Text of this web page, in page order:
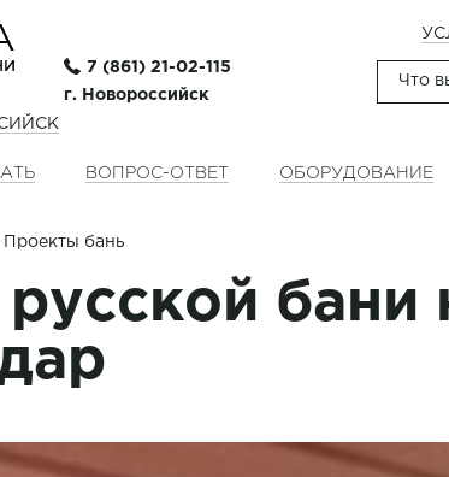
7 (861) 21-02-115
г. Новороссийск
ВОПРОС-ОТВЕТ ОБОРУДОВАНИЕ
Проекты бань
русской бани